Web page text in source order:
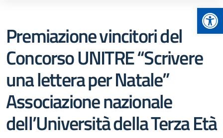
Premiazione vincitori del
Concorso UNITRE “Scrivere
una lettera per Natale”
Associazione nazionale
dell’Università della Terza Età